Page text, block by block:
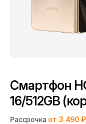
Смартфон
16/512GB
Рассрочка от 3 490